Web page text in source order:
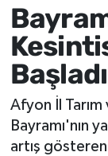
Başladı
Afyon İl
Bayramı'nın
artış
Sağlık
Eğitim
Sivil
Ekonomi